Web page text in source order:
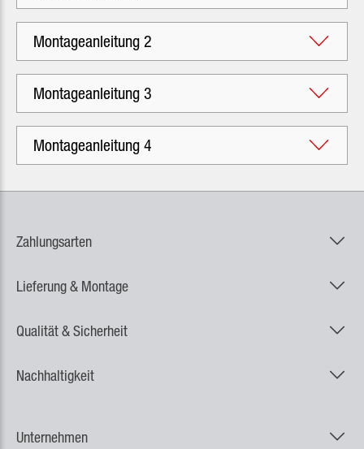
Montageanleitung 2
Montageanleitung 3
Montageanleitung 4
Zahlungsarten
Lieferung & Montage
Qualität & Sicherheit
Nachhaltigkeit
Unternehmen